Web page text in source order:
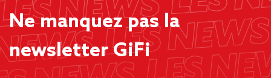
Ne manquez pas la
newsletter GiFi